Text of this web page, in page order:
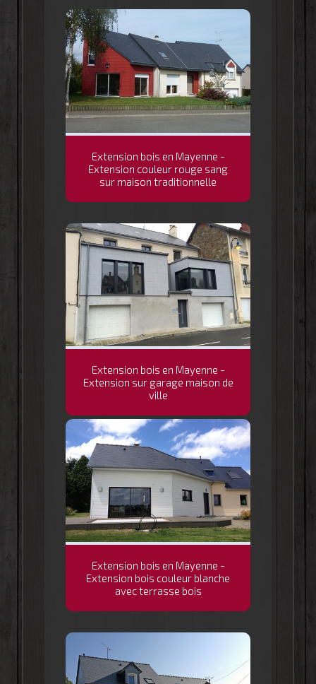
Extension bois en Mayenne -
Extension couleur rouge sang
sur maison traditionnelle
Extension bois en Mayenne -
Extension sur garage maison de
ville
Extension bois en Mayenne -
Extension bois couleur blanche
avec terrasse bois